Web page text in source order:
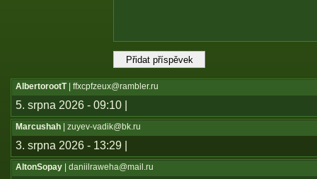
AlbertorootT| ffxcpfzeux@rambler.ru
5. srpna 2026 - 09:10 |
Marcushah | zuyev-vadik@bk.ru
3. srpna 2026 - 13:29 |
AltonSopay | daniilraweha@mail.ru